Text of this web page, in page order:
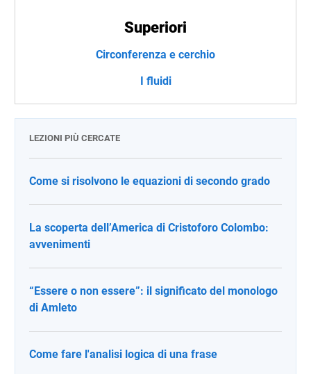
Superiori
Circonferenza e cerchio
I fluidi
LEZIONI PIÙ CERCATE
Come si risolvono le equazioni di secondo grado
La scoperta dell’America di Cristoforo Colombo:
avvenimenti
“Essere o non essere”: il significato del monologo
di Amleto
Come fare l'analisi logica di una frase